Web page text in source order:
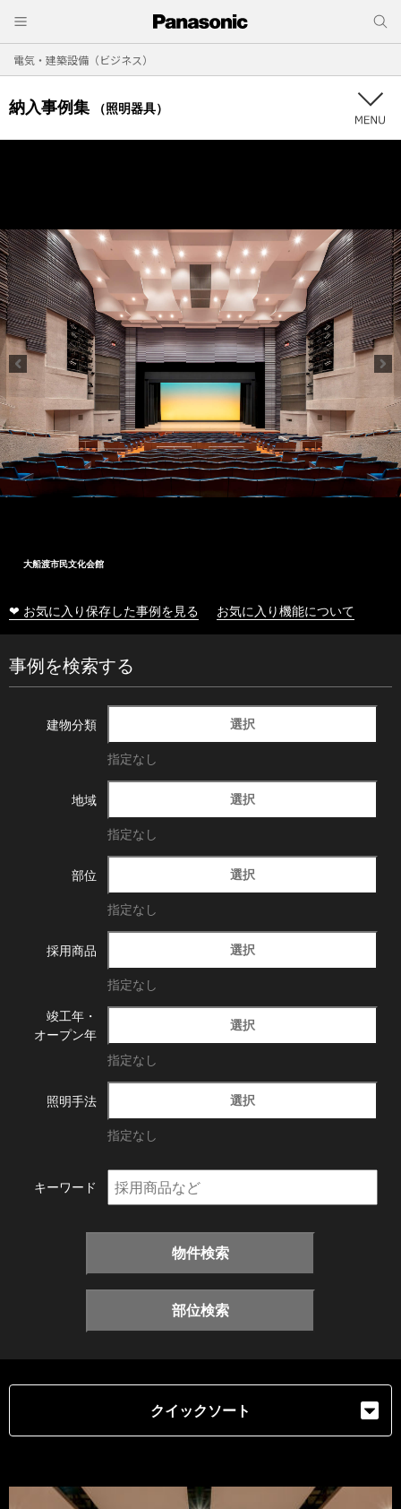
電気・建築設備（ビジネス）
納入事例集 （照明器具）
大船渡市民文化会館
❤ お気に入り保存した事例を見る お気に入り機能について
事例を検索する
建物分類 選択
指定なし
地域 選択
指定なし
部位 選択
指定なし
採用商品 選択
指定なし
竣工年・
オープン年
選択
指定なし
照明手法 選択
指定なし
キーワード
物件検索
部位検索
クイックソート